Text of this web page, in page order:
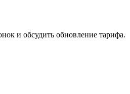
и обсудить обновление тарифа.